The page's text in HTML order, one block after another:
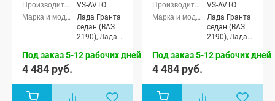
VS-AVTO
Лада Гранта
седан (ВАЗ
2190), Лада
Спорт седан
лифтбек
(ВАЗ 2191)
Под заказ 5-12 рабочих дней
4 484 руб.
VS-AVTO
Лада Гранта
седан (ВАЗ
2190), Лада
Спорт седан
лифтбек
(ВАЗ 2191)
Под заказ 5-12 рабочих дней
4 484 руб.